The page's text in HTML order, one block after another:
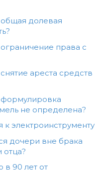
общая долевая
права с
ареста средств
формулировка
не определена?
к электроинструменту
дочери вне брака
отца?
в 90 лет от